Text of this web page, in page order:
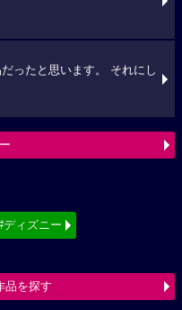
ったと思います。 それにし
ディズニー
品を探す